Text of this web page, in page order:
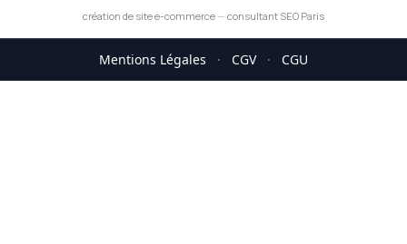
création de site e-commerce — consultant SEO Paris
Mentions Légales · CGV · CGU